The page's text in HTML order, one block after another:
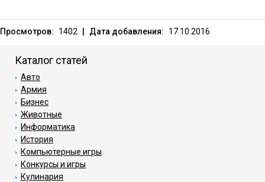
Просмотров: 1402 Дата добавления: 17.10.2016
Каталог статей
Авто
Армия
Бизнес
Животные
Информатика
История
Компьютерные игры
Конкурсы и игры
Кулинария